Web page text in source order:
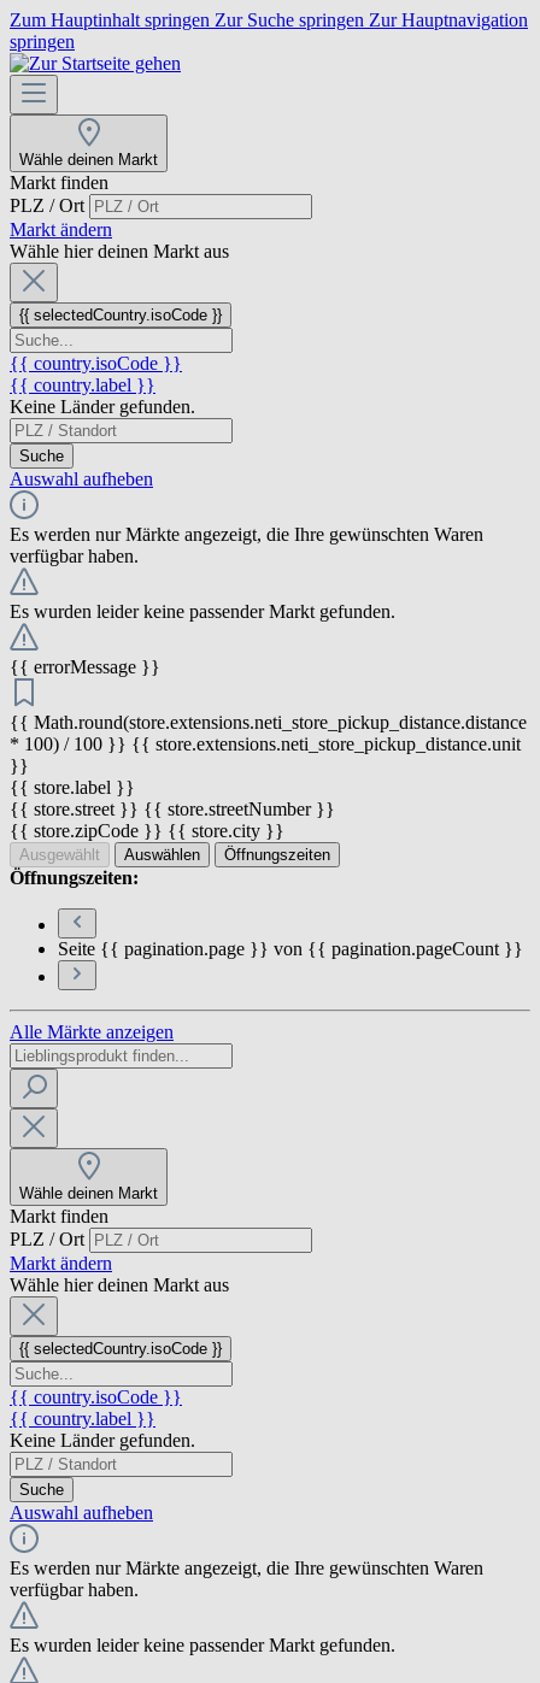
Zum Hauptinhalt springen Zur Suche springen Zur Hauptnavigation
springen
Wähle deinen Markt
Markt finden
PLZ / Ort
Markt ändern
Wähle hier deinen Markt aus
{{ selectedCountry.isoCode }}
{{ country.isoCode }}
{{ country.label }}
Keine Länder gefunden.
Suche
Auswahl aufheben
Es werden nur Märkte angezeigt, die Ihre gewünschten Waren
verfügbar haben.
Es wurden leider keine passender Markt gefunden.
{{ errorMessage }}
{{ Math.round(store.extensions.neti_store_pickup_distance.distance
* 100) / 100 }} {{ store.extensions.neti_store_pickup_distance.unit
}}
{{ store.label }}
{{ store.street }} {{ store.streetNumber }}
{{ store.zipCode }} {{ store.city }}
Ausgewählt Auswählen Öffnungszeiten
Öffnungszeiten:
Seite {{ pagination.page }} von {{ pagination.pageCount }}
Alle Märkte anzeigen
Wähle deinen Markt
Markt finden
PLZ / Ort
Markt ändern
Wähle hier deinen Markt aus
{{ selectedCountry.isoCode }}
{{ country.isoCode }}
{{ country.label }}
Keine Länder gefunden.
Suche
Auswahl aufheben
Es werden nur Märkte angezeigt, die Ihre gewünschten Waren
verfügbar haben.
Es wurden leider keine passender Markt gefunden.